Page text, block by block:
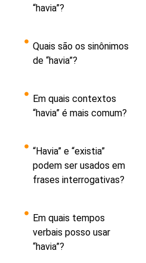
“havia”?
Quais são os sinônimos
de “havia”?
Em quais contextos
“havia” é mais comum?
“Havia” e “existia”
podem ser usados em
frases interrogativas?
Em quais tempos
verbais posso usar
“havia”?